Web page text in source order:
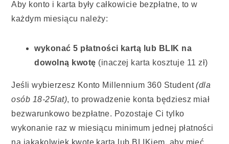
Aby konto i karta były całkowicie bezpłatne, to w
każdym miesiącu należy:
wykonać 5 płatności kartą lub BLIK na
dowolną kwotę (inaczej karta kosztuje 11 zł)
Jeśli wybierzesz Konto Millennium 360 Student(dla
osób 18-25lat), to prowadzenie konta będziesz miał
bezwarunkowo bezpłatne. Pozostaje Ci tylko
wykonanie raz w miesiącu minimum jednej płatności